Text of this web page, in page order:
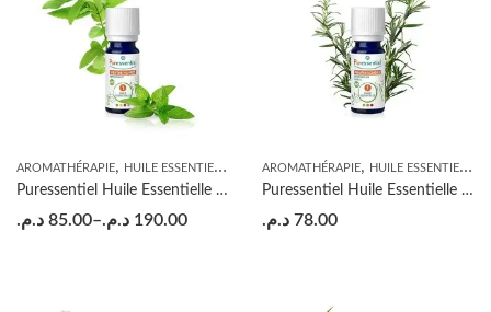
AROMATHÉRAPIE, HUILE ESSENTIELLE
Puressentiel Huile Essentielle Menthe Poivrée BIO
85.00 د.م. – 190.00 د.م.
AROMATHÉRAPIE, HUILE ESSENTIELLE
Puressentiel Huile Essentielle Romarin à Cinéole BIO – 10ml
78.00 د.م.